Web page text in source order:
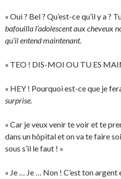
« Oui ? Bel ? Qu’est-ce qu’il y a ?
bafouilla l’adolescent aux cheveux
qu’il entend maintenant.
« TEO ! DIS-MOI OU TU ES
« HEY ! Pourquoi est-ce que je
surprise.
« Car je veux venir te voir et te
dans un hôpital et on va te faire
sous s’il le faut ! »
« Je … Je … Non ! C’est ton argent